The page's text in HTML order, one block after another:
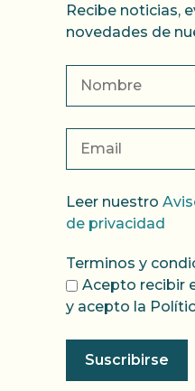
Recibe noticias,
novedades de
Leer nuestro
de privacidad
Terminos y
Acepto recibir
y acepto la